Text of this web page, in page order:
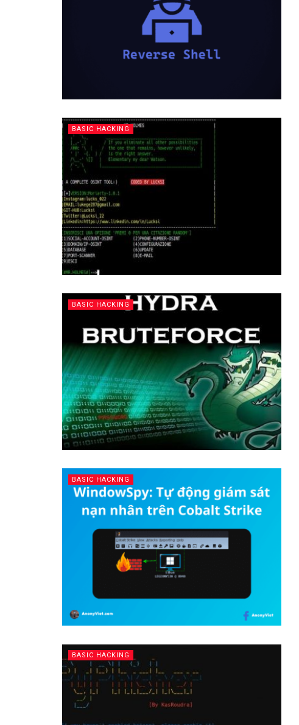
BASIC HACKING
BASIC HACKING
BASIC HACKING
BASIC HACKING